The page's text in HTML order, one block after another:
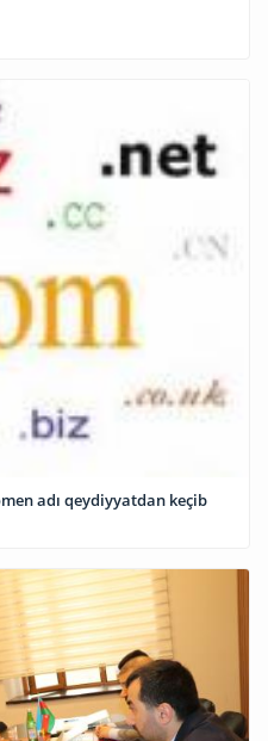
adı qeydiyyatdan keçib